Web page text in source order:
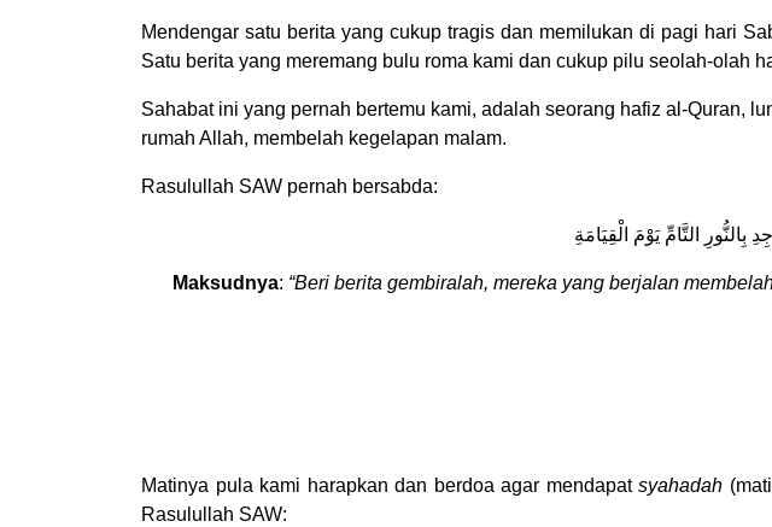
Mendengar satu berita yang cukup tragis dan memilukan di pagi hari
Satu berita yang meremang bulu roma kami dan cukup pilu seolah-olah
Sahabat ini yang pernah bertemu kami, adalah seorang hafiz al-Quran,
rumah Allah, membelah kegelapan malam.
Rasulullah SAW pernah bersabda:
Maksudnya: “Beri berita gembiralah, mereka yang berjalan
Matinya pula kami harapkan dan berdoa agar mendapatsyahadah
Rasulullah SAW: